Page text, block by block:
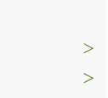
＞
＞